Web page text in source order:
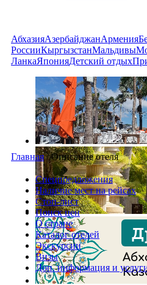
АбхазияАзербайджанАрмения
РоссииКыргызстанМальдивы
ЛанкаЯпонияДетский отдых
Главная /Описание отеля
Спецпредложения
Наличие мест на рейсах
Стоп-лист
Поиск цен
О стране
Каталог отелей
Экскурсии
Визы
Доп. информация и